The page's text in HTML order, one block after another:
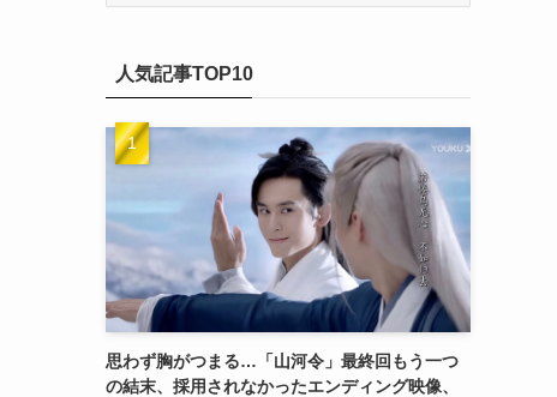
(24)
(23)
(27)
(21)
(25)
(25)
ブ人気記事TOP10
思わず胸がつまる…「山河令」最終回もう一つ
の結末、採用されなかったエンディング映像、